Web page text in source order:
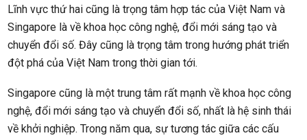
Lĩnh vực thứ hai cũng là trọng tâm hợp tác của Việt Nam và
Singapore là về khoa học công nghệ, đổi mới sáng tạo và
chuyển đổi số. Đây cũng là trọng tâm trong hướng phát triển
đột phá của Việt Nam trong thời gian tới.
Singapore cũng là một trung tâm rất mạnh về khoa học công
nghệ, đổi mới sáng tạo và chuyển đổi số, nhất là hệ sinh thái
về khởi nghiệp. Trong năm qua, sự tương tác giữa các cấu